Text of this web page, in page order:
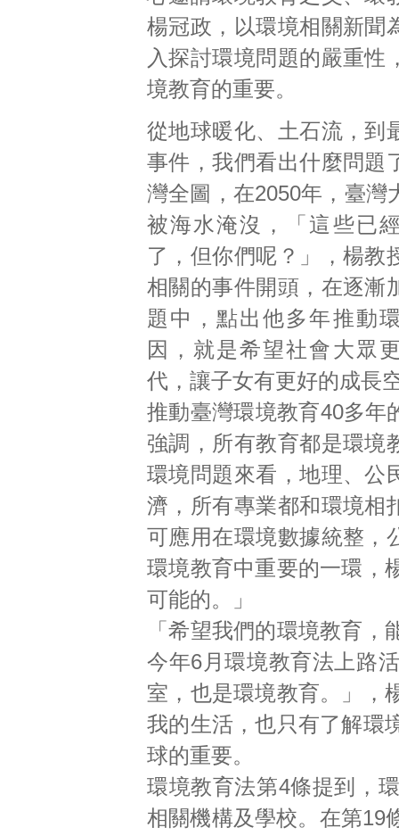
楊冠政，以環境相關新聞
入探討環境問題的嚴重性
境教育的重要。
從地球暖化、土石流，到
事件，我們看出什麼問題
灣全圖，在2050年，臺灣
被海水淹沒，「這些已
了，但你們呢？」，楊教
相關的事件開頭，在逐漸
題中，點出他多年推動
因，就是希望社會大眾
代，讓子女有更好的成長
推動臺灣環境教育40多年
強調，所有教育都是環境
環境問題來看，地理、公
濟，所有專業都和環境相
可應用在環境數據統整，
環境教育中重要的一環，
可能的。」
「希望我們的環境教育
今年6月環境教育法上路
室，也是環境教育。」，
我的生活，也只有了解環
球的重要。
環境教育法第4條提到，
相關機構及學校。在第19